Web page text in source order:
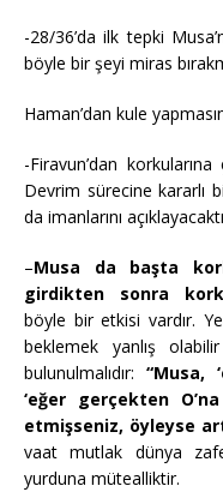
-28/36’da ilk tepki
böyle bir şeyi miras
Haman’dan kule
-Firavun’dan
Devrim sürecine kararlı
da imanlarını
–Musa da başta
girdikten sonra
böyle bir etkisi vardır.
beklemek yanlış
bulunulmalıdır: “Musa,
‘eğer gerçekten
etmişseniz, öyleyse
vaat mutlak dünya
yurduna mütealliktir.